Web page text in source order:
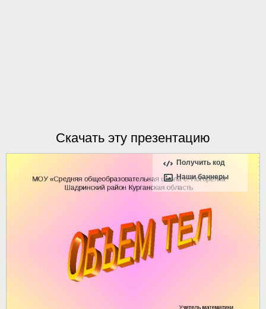
Скачать эту презентацию
Получить код
Наши баннеры